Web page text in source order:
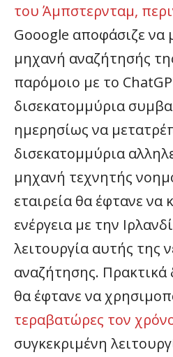
του Άμπστερνταμ,
Gooogle αποφάσιζε να
μηχανή αναζήτησής
παρόμοιο με το
δισεκατομμύρια
ημερησίως να
δισεκατομμύρια
μηχανή τεχνητής
εταιρεία θα έφτανε να
ενέργεια με την
λειτουργία αυτής της
αναζήτησης.
θα έφτανε να
τεραβατώρες τον
συγκεκριμένη